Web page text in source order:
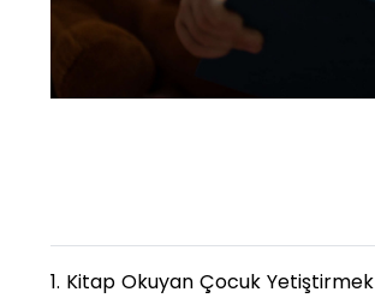
1. Kitap Okuyan Çocuk Yetiştirmek